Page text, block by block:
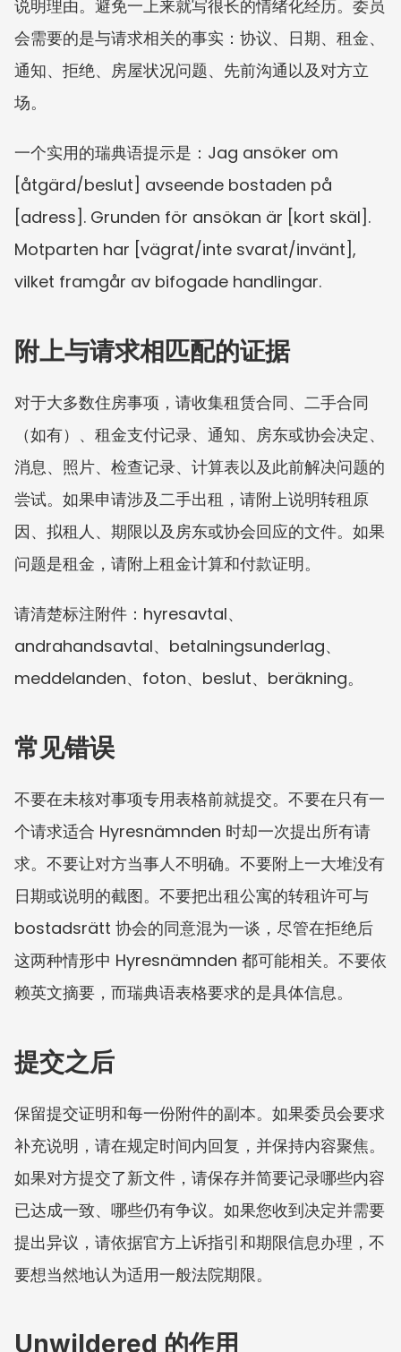
说明理由。避免一上来就写很长的情绪化经历。委员
会需要的是与请求相关的事实：协议、日期、租金、
通知、拒绝、房屋状况问题、先前沟通以及对方立
场。
一个实用的瑞典语提示是：Jag ansöker om
[åtgärd/beslut] avseende bostaden på
[adress]. Grunden för ansökan är [kort skäl].
Motparten har [vägrat/inte svarat/invänt],
vilket framgår av bifogade handlingar.
附上与请求相匹配的证据
对于大多数住房事项，请收集租赁合同、二手合同
（如有）、租金支付记录、通知、房东或协会决定、
消息、照片、检查记录、计算表以及此前解决问题的
尝试。如果申请涉及二手出租，请附上说明转租原
因、拟租人、期限以及房东或协会回应的文件。如果
问题是租金，请附上租金计算和付款证明。
请清楚标注附件：hyresavtal、
andrahandsavtal、betalningsunderlag、
meddelanden、foton、beslut、beräkning。
常见错误
不要在未核对事项专用表格前就提交。不要在只有一
个请求适合 Hyresnämnden 时却一次提出所有请
求。不要让对方当事人不明确。不要附上一大堆没有
日期或说明的截图。不要把出租公寓的转租许可与
bostadsrätt 协会的同意混为一谈，尽管在拒绝后
这两种情形中 Hyresnämnden 都可能相关。不要依
赖英文摘要，而瑞典语表格要求的是具体信息。
提交之后
保留提交证明和每一份附件的副本。如果委员会要求
补充说明，请在规定时间内回复，并保持内容聚焦。
如果对方提交了新文件，请保存并简要记录哪些内容
已达成一致、哪些仍有争议。如果您收到决定并需要
提出异议，请依据官方上诉指引和期限信息办理，不
要想当然地认为适用一般法院期限。
Unwildered 的作用